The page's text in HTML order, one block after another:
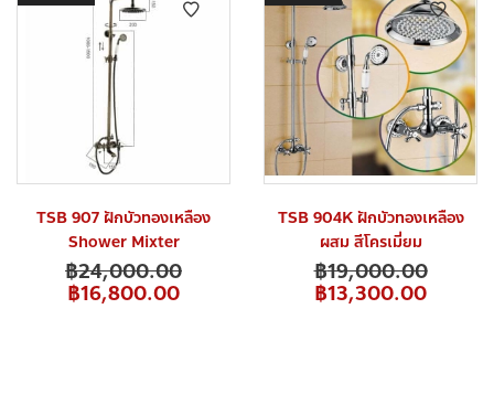
TSB 907 ฝักบัวทองเหลือง
Shower Mixter
฿24,000.00
฿16,800.00
TSB 904K ฝักบัวทองเหลือง
ผสม สีโครเมี่ยม
฿19,000.00
฿13,300.00